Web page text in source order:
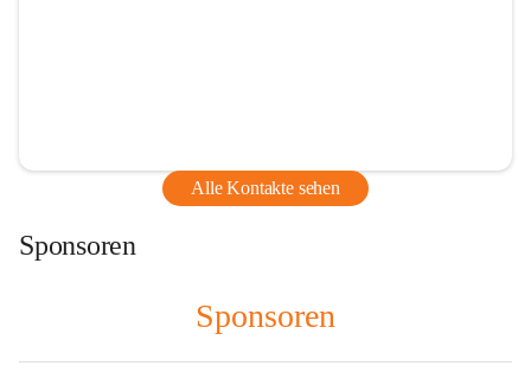
Alle Kontakte sehen
Sponsoren
Sponsoren